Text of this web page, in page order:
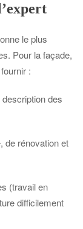
le plus
Pour la façade,
:
des
de rénovation et
(travail en
difficilement